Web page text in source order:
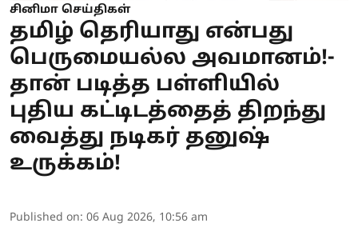
சினிமா செய்திகள்
தமிழ் தெரியாது என்பது
பெருமையல்ல அவமானம்!-
தான் படித்த பள்ளியில்
புதிய கட்டிடத்தைத் திறந்து
வைத்து நடிகர் தனுஷ்
உருக்கம்!
Published on: 06 Aug 2026, 10:56 am